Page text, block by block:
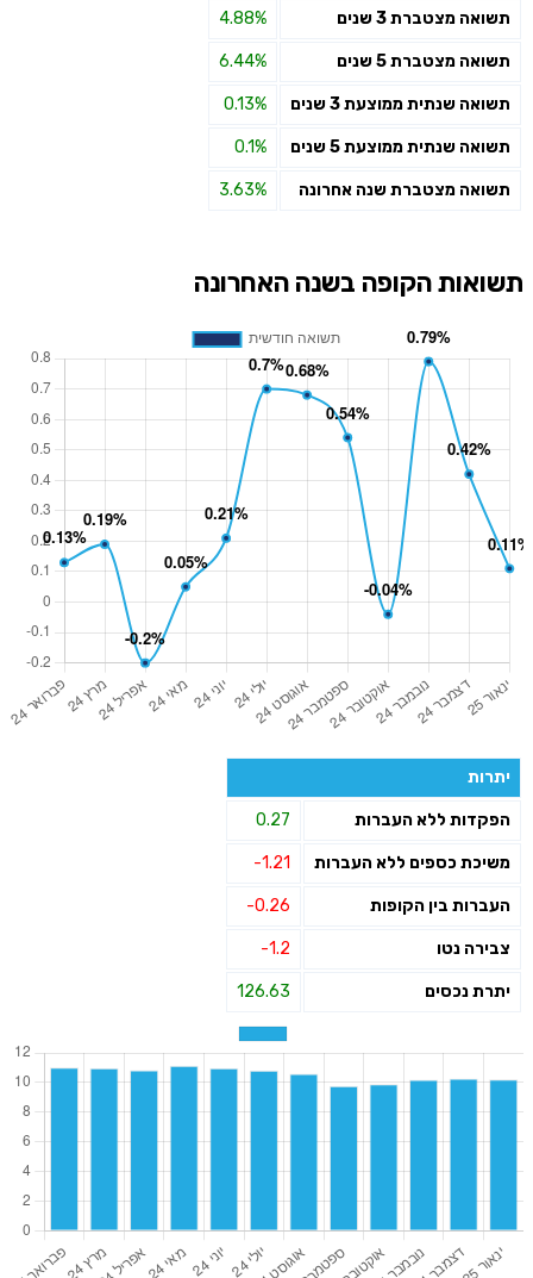
תשואה מצטברת 3 שנים 4.88%
תשואה מצטברת 5 שנים 6.44%
תשואה שנתית ממוצעת 3 שנים 0.13%
תשואה שנתית ממוצעת 5 שנים 0.1%
תשואה מצטברת שנה אחרונה 3.63%
תשואות הקופה בשנה האחרונה
יתרות
הפקדות ללא העברות 0.27
משיכת כספים ללא העברות -1.21
העברות בין הקופות -0.26
צבירה נטו -1.2
יתרת נכסים 126.63